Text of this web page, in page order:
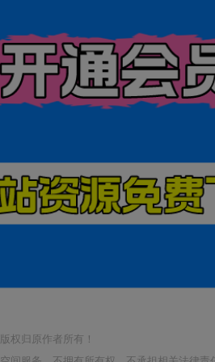
权归原作者所有！